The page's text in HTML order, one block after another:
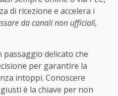
di ricezione e accelera i
da canali non ufficiali,
passaggio delicato che
per garantire la
intoppi. Conoscere
è la chiave per non